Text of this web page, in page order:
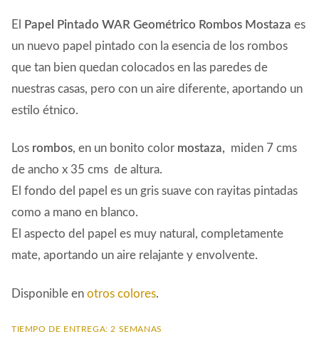
El Papel Pintado WAR Geométrico Rombos Mostaza es
un nuevo papel pintado con la esencia de los rombos
que tan bien quedan colocados en las paredes de
nuestras casas, pero con un aire diferente, aportando un
estilo étnico.
Los rombos, en un bonito color mostaza, miden 7 cms
de ancho x 35 cms de altura.
El fondo del papel es un gris suave con rayitas pintadas
como a mano en blanco.
El aspecto del papel es muy natural, completamente
mate, aportando un aire relajante y envolvente.
Disponible en otros colores.
TIEMPO DE ENTREGA: 2 SEMANAS